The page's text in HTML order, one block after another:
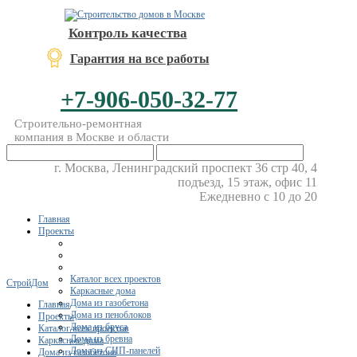
Контроль качества
Гарантия на все работы
+7-906-050-32-77
Строительно-ремонтная
компания в Москве и области
г. Москва, Ленинградский проспект 36 стр 40, 4
подъезд, 15 этаж, офис 11
Ежедневно с 10 до 20
Главная
Проекты
Каталог всех проектов
Каркасные дома
Дома из газобетона
Дома из пеноблоков
Дома из бруса
Дома из бревна
Дома из СИП-панелей
СтройДом
Главная
Проекты
Каталог всех проектов
Каркасные дома
Дома из газобетона